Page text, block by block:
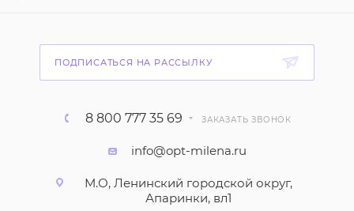
ПОДПИСАТЬСЯ НА РАССЫЛКУ
8 800 777 35 69 ЗАКАЗАТЬ ЗВОНОК
info@opt-milena.ru
М.О, Ленинский городской округ,
Апаринки, вл1